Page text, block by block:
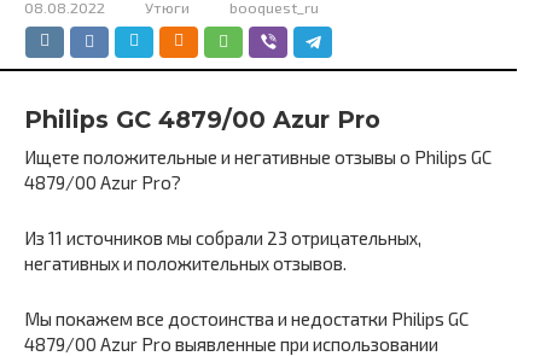
08.08.2022 Утюги booquest_ru
Philips GC 4879/00 Azur Pro
Ищете положительные и негативные отзывы о Philips GC
4879/00 Azur Pro?
Из 11 источников мы собрали 23 отрицательных,
негативных и положительных отзывов.
Мы покажем все достоинства и недостатки Philips GC
4879/00 Azur Pro выявленные при использовании